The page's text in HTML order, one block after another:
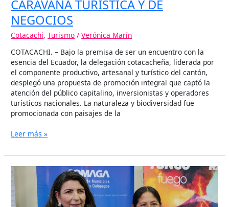
CARAVANA TURÍSTICA Y DE
NEGOCIOS
Cotacachi,Turismo /Verónica Marín
COTACACHI. – Bajo la premisa de ser un encuentro con la
esencia del Ecuador, la delegación cotacacheña, liderada por
el componente productivo, artesanal y turístico del cantón,
desplegó una propuesta de promoción integral que captó la
atención del público capitalino, inversionistas y operadores
turísticos nacionales. La naturaleza y biodiversidad fue
promocionada con paisajes de la
Leer más »
COTACACHI
ALCANZA
NUEVA
CERTIFICACIÓN